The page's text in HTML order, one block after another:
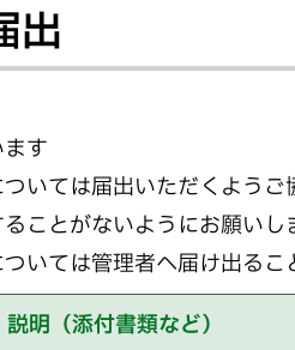
出
す
いては届出いただくようご
ことがないようにお願いし
いては管理者へ届け出るこ
説明（添付書類など）